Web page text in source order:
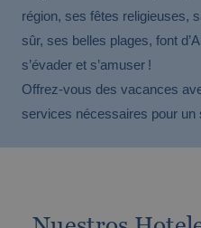
VILLAJOYOSA
Villajoyosa vous attend
Un petit geste qui
région, ses fêtes religieuses,
sûr, ses belles plages, font
s’évader et s’amuser !
Offrez-vous des vacances
services nécessaires pour un